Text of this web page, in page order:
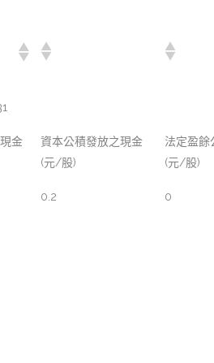
金
資本公積發放之現金
(元/股)
法定盈餘
(元/股)
0.2 0